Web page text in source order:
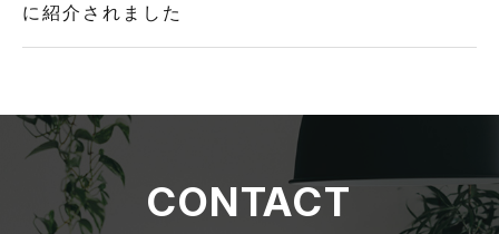
に紹介されました
CONTACT